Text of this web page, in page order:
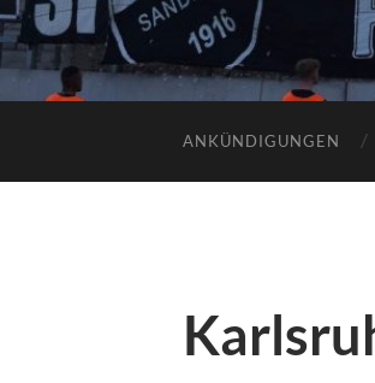
ANKÜNDIGUNGEN